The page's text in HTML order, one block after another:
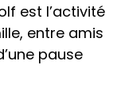
est l’activité
entre amis
pause